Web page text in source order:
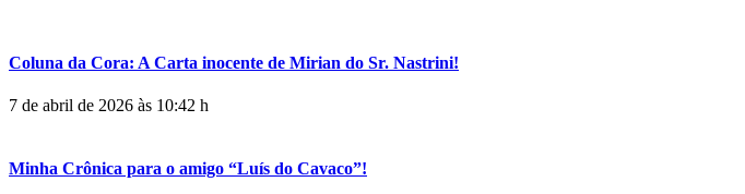
Coluna da Cora: A Carta inocente de Mirian do Sr. Nastrini!
7 de abril de 2026 às 10:42 h
Minha Crônica para o amigo “Luís do Cavaco”!